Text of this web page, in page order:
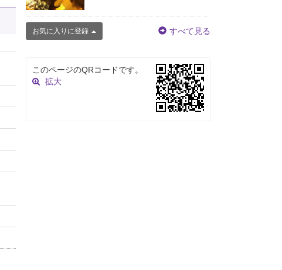
お気に入りに登録 すべて見る
このページのQRコードです。
拡大